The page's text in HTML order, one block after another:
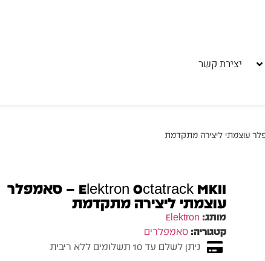
יצירת קשר
Elektron Octatrack MKII – סאמפלר
עוצמתי ליצירה מתקדמת
מותג: Elektron
קטגוריה: סאמפלרים
ניתן לשלם עד 10 תשלומים ללא ריבית